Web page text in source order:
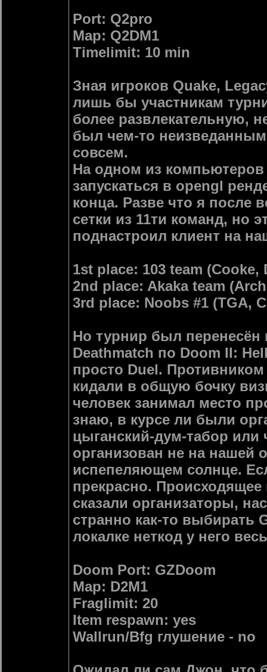
Port: Q2pro
Map: Q2DM1
Timelimit: 10 min
Зная игроков Quake,
лишь бы участникам
более развлекательную,
был чем-то
совсем.
На одном из компьютеров
запускаться в opengl
конца. Разве что я после
сетки из 11ти команд, но
поднастроил клиент на
1st place: 103 team (Cooke,
2nd place: Akaka team
3rd place: Noobs #1 (TGA,
Но турнир был
Deathmatch по Doom II:
просто Duel.
кидали в общую бочку
человек занимал место
знаю, в курсе ли были
цыганский-дум-табор
организован не на нашей
испепеляющем солнце.
прекрасно.
сказали организаторы,
странно как-то выбирать
локалке неткод у него
Doom Port: GZDoom
Map: D2M1
Fraglimit: 20
Item respawn: yes
Wallrun/Bfg глушение - no